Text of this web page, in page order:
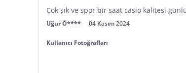
Çok şık ve spor bir saat casio kalitesi
Uğur Ö**** 04 Kasım 2024
Kullanıcı Fotoğrafları